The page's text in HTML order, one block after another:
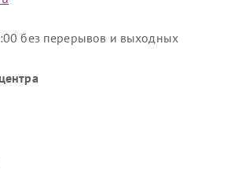
без перерывов и выходных